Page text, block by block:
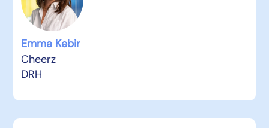
Emma Kebir
Cheerz
DRH